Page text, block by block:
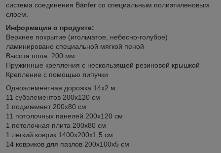
система соединения Bänfer со специальным полиэтиленовым
слоем.
Информация о продукте:
Верхнее покрытие (игольчатое, небесно-голубое)
ламинировано специальной мягкой пеной
Высота пола: 200 мм
Пружинные крепления с нескользящей резиновой крышкой
Крепление с помощью липучки
Одноэлементная дорожка 14х2 м:
11 субэлементов 200x120 см
1 подэлемент 200x80 см
11 потолочных панелей 200x120 см
1 потолочная плита 200x80 см
1 легкий коврик 1400x200x1,5 см
14 ковриков для пазлов 200x100x5 см